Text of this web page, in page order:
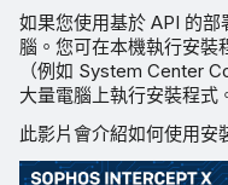
如果您使用基於 API 的
腦。您可在本機執行安裝
（例如 System Center
大量電腦上執行安裝程式
此影片會介紹如何使用安